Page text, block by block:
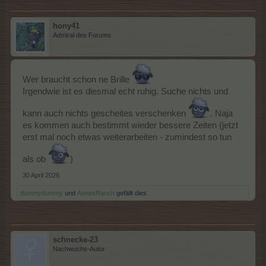
hony41
Admiral des Forums
Wer braucht schon ne Brille
Irgendwie ist es diesmal echt ruhig. Suche nichts und
kann auch nichts gescheites verschenken
. Naja
es kommen auch bestimmt wieder bessere Zeiten (jetzt
erst mal noch etwas weiterarbeiten - zumindest so tun
als ob )
30 April 2026
dummydummy und AnnesRanch gefällt dies.
schnecke-23
Nachwuchs-Autor